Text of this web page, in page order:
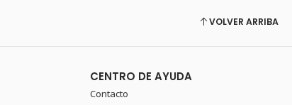
VOLVER ARRIBA
CENTRO DE AYUDA
Contacto